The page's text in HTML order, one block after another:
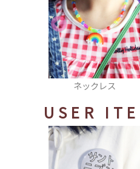
ポシェット
USER